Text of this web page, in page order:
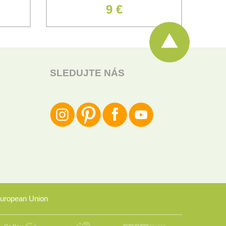
9 €
SLEDUJTE NÁS
Union